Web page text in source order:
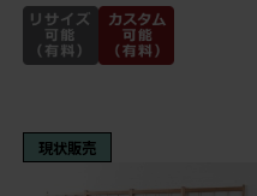
現状販売